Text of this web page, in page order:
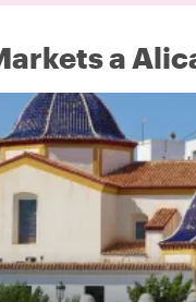
a